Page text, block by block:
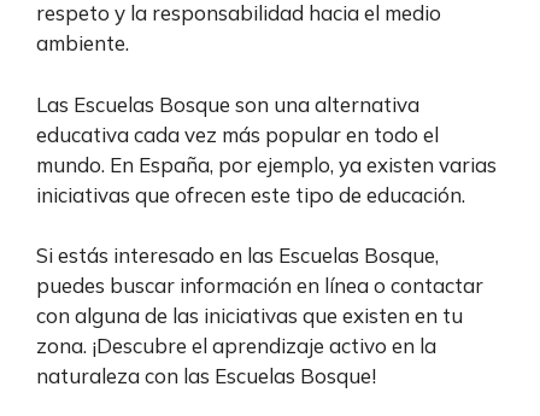
respeto y la responsabilidad hacia el medio
ambiente.
Las Escuelas Bosque son una alternativa
educativa cada vez más popular en todo el
mundo. En España, por ejemplo, ya existen varias
iniciativas que ofrecen este tipo de educación.
Si estás interesado en las Escuelas Bosque,
puedes buscar información en línea o contactar
con alguna de las iniciativas que existen en tu
zona. ¡Descubre el aprendizaje activo en la
naturaleza con las Escuelas Bosque!